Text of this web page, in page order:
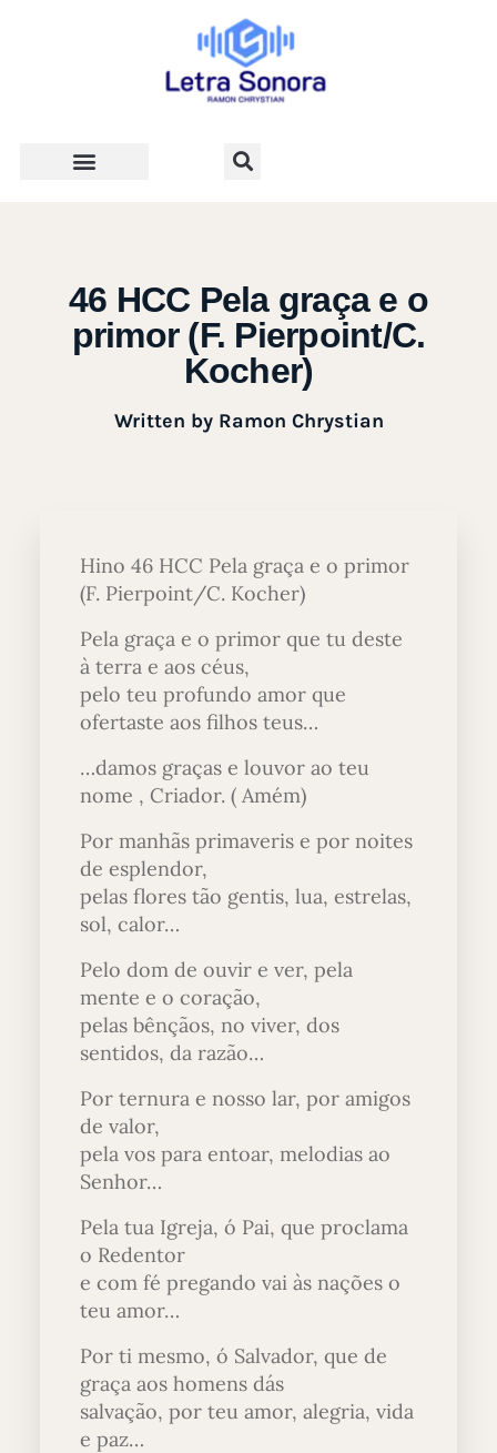
46 HCC Pela graça e o
primor (F. Pierpoint/C.
Kocher)
Written byRamon Chrystian
Hino 46 HCC Pela graça e o primor
(F. Pierpoint/C. Kocher)
Pela graça e o primor que tu deste
à terra e aos céus,
pelo teu profundo amor que
ofertaste aos filhos teus…
…damos graças e louvor ao teu
nome , Criador. ( Amém)
Por manhãs primaveris e por noites
de esplendor,
pelas flores tão gentis, lua, estrelas,
sol, calor…
Pelo dom de ouvir e ver, pela
mente e o coração,
pelas bênçãos, no viver, dos
sentidos, da razão…
Por ternura e nosso lar, por amigos
de valor,
pela vos para entoar, melodias ao
Senhor…
Pela tua Igreja, ó Pai, que proclama
o Redentor
e com fé pregando vai às nações o
teu amor…
Por ti mesmo, ó Salvador, que de
graça aos homens dás
salvação, por teu amor, alegria, vida
e paz…